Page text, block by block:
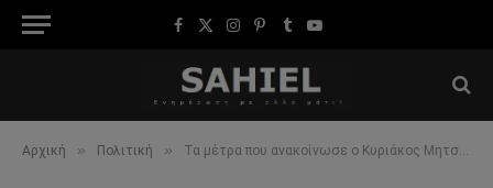
Facebook
X
Instagram
Pinterest
TumblrYouTube
Αρχική » Πολιτική » Τα μέτρα που ανακοίνωσε ο Κυριάκος Μητσοτάκης για τους φουσκωμένους λογαριασμούς ηλεκτρικού ρεύματος